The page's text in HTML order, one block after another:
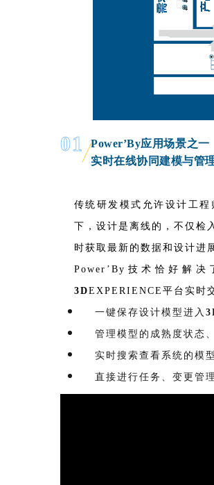
01
Power’By应用场景之一
实时在线协同建模与管
传统研发模式允许设计工
下，设计是离线的，不仅检
时获取最新的数据和设计进
Power’By技术恰好解
3DEXPERIENCE平台 实时
一键保存设计模型进入
管理模型的成熟度状态
实时搜索查看系统的模
直接进行任务、变更管